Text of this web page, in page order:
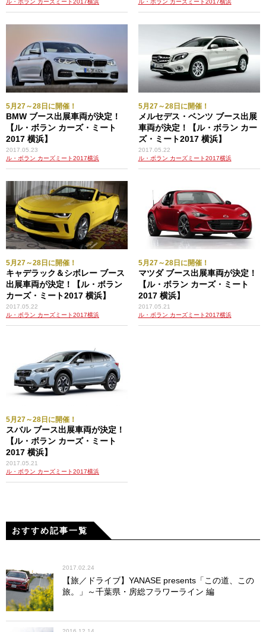
ランボルギーニ・カウンタック・クアトロバルボーレ
ル・ボラン カーズミート2017横浜 ル・ボラン カーズミート2017横浜
5月27～28日に開催！
BMW ブース出展車両が決定！
【ル・ボラン カーズ・ミート
2017 横浜】
2017.05.23
ル・ボラン カーズミート2017横浜
5月27～28日に開催！
メルセデス・ベンツ ブース出展
車両が決定！【ル・ボラン カー
ズ・ミート2017 横浜】
2017.05.22
ル・ボラン カーズミート2017横浜
5月27～28日に開催！
キャデラック＆シボレー ブース
出展車両が決定！【ル・ボラン
カーズ・ミート2017 横浜】
2017.05.22
ル・ボラン カーズミート2017横浜
5月27～28日に開催！
マツダ ブース出展車両が決定！
【ル・ボラン カーズ・ミート
2017 横浜】
2017.05.21
ル・ボラン カーズミート2017横浜
5月27～28日に開催！
スバル ブース出展車両が決定！
【ル・ボラン カーズ・ミート
2017 横浜】
2017.05.21
ル・ボラン カーズミート2017横浜
おすすめ記事一覧
2017.02.24
【旅／ドライブ】YANASE presents「この道、この
旅。」～千葉県・房総フラワーライン 編